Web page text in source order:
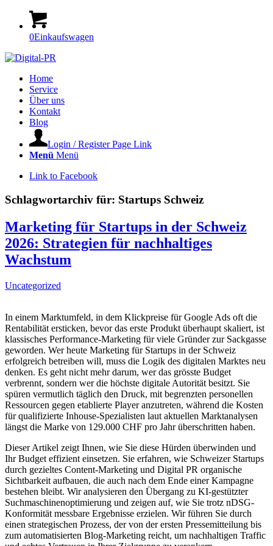
0Einkaufswagen
Home
Service
Über uns
Kontakt
Blog
Login / Register Page Link
Menü Menü
Link to Facebook
Schlagwortarchiv für: Startups Schweiz
Marketing für Startups in der Schweiz
2026: Strategien für nachhaltiges
Wachstum
Uncategorized
In einem Marktumfeld, in dem Klickpreise für Google Ads oft die
Rentabilität ersticken, bevor das erste Produkt überhaupt skaliert, ist
klassisches Performance-Marketing für viele Gründer zur Sackgasse
geworden. Wer heute Marketing für Startups in der Schweiz
erfolgreich betreiben will, muss die Logik des digitalen Marktes neu
denken. Es geht nicht mehr darum, wer das grösste Budget
verbrennt, sondern wer die höchste digitale Autorität besitzt. Sie
spüren vermutlich täglich den Druck, mit begrenzten personellen
Ressourcen gegen etablierte Player anzutreten, während die Kosten
für qualifizierte Inhouse-Spezialisten laut aktuellen Marktanalysen
längst die Marke von 129.000 CHF pro Jahr überschritten haben.
Dieser Artikel zeigt Ihnen, wie Sie diese Hürden überwinden und
Ihr Budget effizient einsetzen. Sie erfahren, wie Schweizer Startups
durch gezieltes Content-Marketing und Digital PR organische
Sichtbarkeit aufbauen, die auch nach dem Ende einer Kampagne
bestehen bleibt. Wir analysieren den Übergang zu KI-gestützter
Suchmaschinenoptimierung und zeigen auf, wie Sie trotz nDSG-
Konformität messbare Ergebnisse erzielen. Wir führen Sie durch
einen strategischen Prozess, der von der ersten Pressemitteilung bis
zum automatisierten Blog-Marketing reicht, um nachhaltigen Traffic